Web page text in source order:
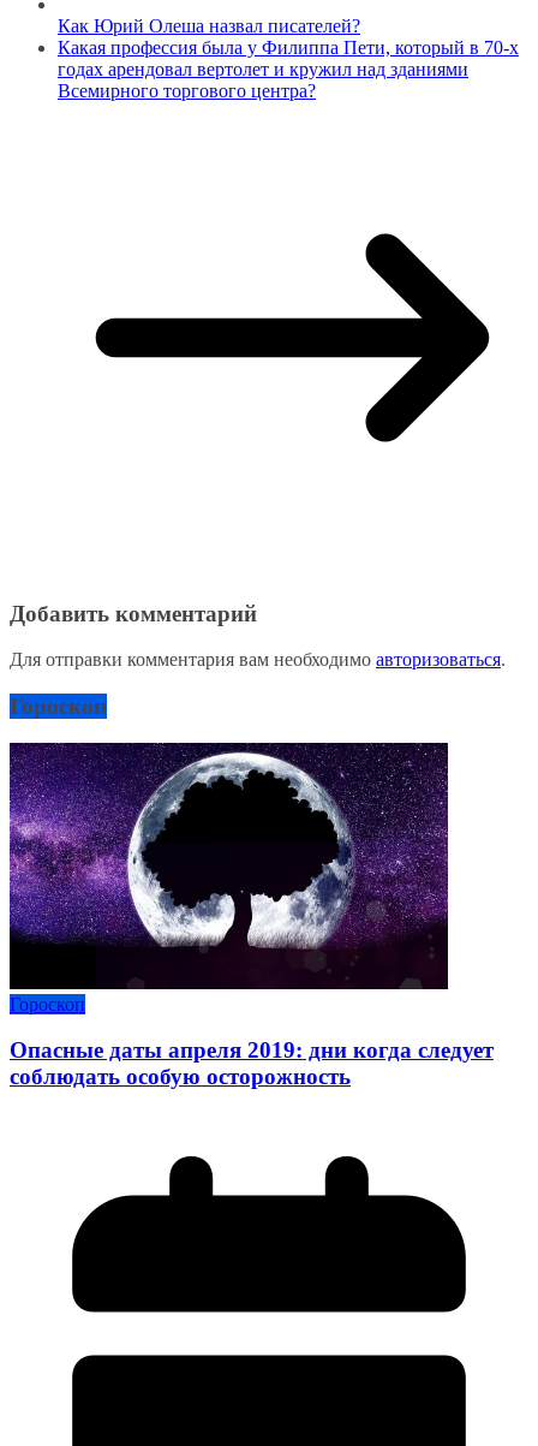
Как Юрий Олеша назвал писателей?
Какая профессия была у Филиппа Пети, который в 70-х
годах арендовал вертолет и кружил над зданиями
Всемирного торгового центра?
Добавить комментарий
Для отправки комментария вам необходимо авторизоваться.
Гороскоп
Гороскоп
Опасные даты апреля 2019: дни когда следует
соблюдать особую осторожность